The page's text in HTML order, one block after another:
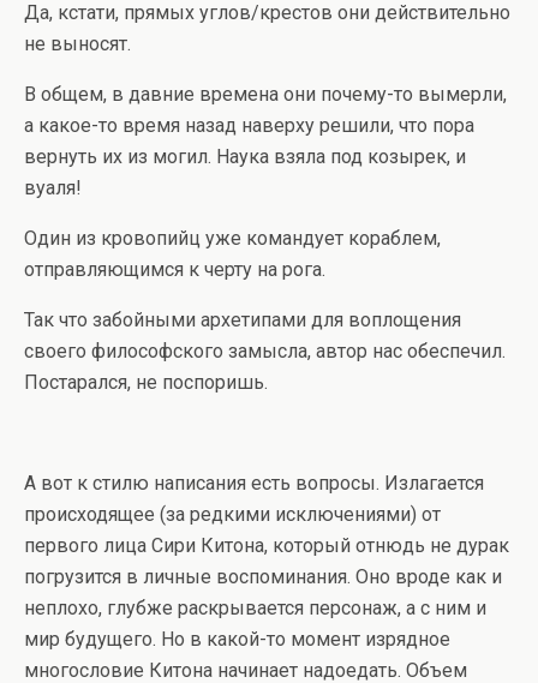
Да, кстати, прямых углов/крестов они действительно
не выносят.
В общем, в давние времена они почему-то вымерли,
а какое-то время назад наверху решили, что пора
вернуть их из могил. Наука взяла под козырек, и
вуаля!
Один из кровопийц уже командует кораблем,
отправляющимся к черту на рога.
Так что забойными архетипами для воплощения
своего философского замысла, автор нас обеспечил.
Постарался, не поспоришь.
А вот к стилю написания есть вопросы. Излагается
происходящее (за редкими исключениями) от
первого лица Сири Китона, который отнюдь не дурак
погрузится в личные воспоминания. Оно вроде как и
неплохо, глубже раскрывается персонаж, а с ним и
мир будущего. Но в какой-то момент изрядное
многословие Китона начинает надоедать. Объем